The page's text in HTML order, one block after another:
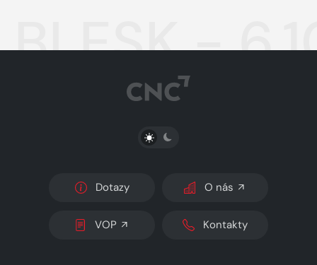
BLESK -
PŘEPNOUT SVĚTLÝ/TMAVÝ REŽIM
Dotazy O nás
VOP Kontakty